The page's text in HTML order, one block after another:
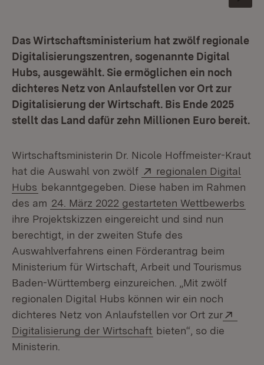
Das Wirtschaftsministerium hat zwölf regionale
Digitalisierungszentren, sogenannte Digital
Hubs, ausgewählt. Sie ermöglichen ein noch
dichteres Netz von Anlaufstellen vor Ort zur
Digitalisierung der Wirtschaft. Bis Ende 2025
stellt das Land dafür zehn Millionen Euro bereit.
Wirtschaftsministerin Dr. Nicole Hoffmeister-Kraut
hat die Auswahl von zwölf
Extern:
regionalen Digital
Hubs (Öffnet in neuem Fenster)
bekanntgegeben. Diese haben im Rahmen
des am 24. März 2022 gestarteten Wettbewerbs
ihre Projektskizzen eingereicht und sind nun
berechtigt, in der zweiten Stufe des
Auswahlverfahrens einen Förderantrag beim
Ministerium für Wirtschaft, Arbeit und Tourismus
Baden-Württemberg einzureichen. „Mit zwölf
regionalen Digital Hubs können wir ein noch
dichteres Netz von Anlaufstellen vor Ort zur
Digitalisierung der Wirtschaft (Öffnet in neuem
bieten“, so die
Ministerin.